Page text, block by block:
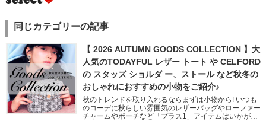
同じカテゴリーの記事
【 2026 AUTUMN GOODS COLLECTION 】大
人気のTODAYFUL レザー トート や CELFORD
の スタッズ ショルダ ー、ストール など秋冬の
おしゃれにおすすめの小物をご紹介♪
秋のトレンドを取り入れるならまずは小物から! いつも
のコーデに秋らしい雰囲気のレザーバッグやローファー
チャームやポーチなど「プラス1」アイテムはいかがで